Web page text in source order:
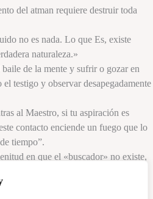
del atman requiere destruir toda
no es nada. Lo que Es, existe
naturaleza.»
de la mente y sufrir o gozar en
testigo y observar desapegadamente
al Maestro, si tu aspiración es
contacto enciende un fuego que lo
tiempo”.
en que el «buscador» no existe,
Saraswati